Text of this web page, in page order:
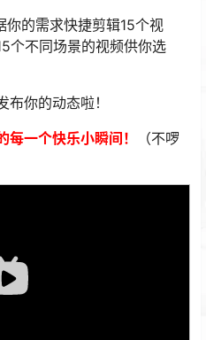
你的需求快捷剪辑15个视
个不同场景的视频供你选
你的动态啦！
一个快乐小瞬间！
（不啰